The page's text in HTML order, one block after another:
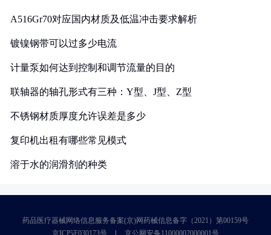
A516Gr70对应国内材质及低温冲击要求解析
镀镍钢带可以过多少电流
计量泵如何达到控制和调节流量的目的
联轴器的轴孔形式有三种：Y型、J型、Z型
不锈钢材质厚度允许误差是多少
复印机出租有哪些常见模式
溶于水的润滑剂的种类
药品医疗器械网络信息服务备案(京)网药械信息备字（2021）第00159号
京ICP证030173号
京公网安备11000002000001号